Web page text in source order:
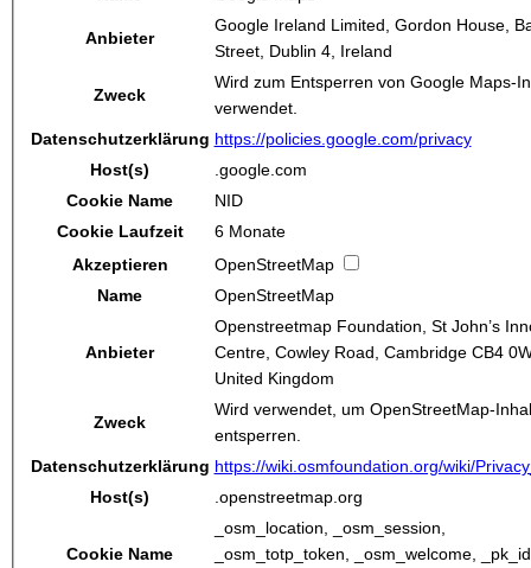
Anbieter
Google Ireland Limited, Gordon House,
Street, Dublin 4, Ireland
Zweck
Wird zum Entsperren von Google Maps-
verwendet.
Datenschutzerklärung https://policies.google.com/privacy
Host(s)
.google.com
Cookie Name
NID
Cookie Laufzeit
6 Monate
Akzeptieren
OpenStreetMap
Name
OpenStreetMap
Anbieter
Openstreetmap Foundation, St John’s
Centre, Cowley Road, Cambridge CB4
United Kingdom
Zweck
Wird verwendet, um OpenStreetMap-
entsperren.
Datenschutzerklärung https://wiki.osmfoundation.org/wiki/
Host(s)
.openstreetmap.org
Cookie Name
_osm_location, _osm_session,
_osm_totp_token, _osm_welcome,